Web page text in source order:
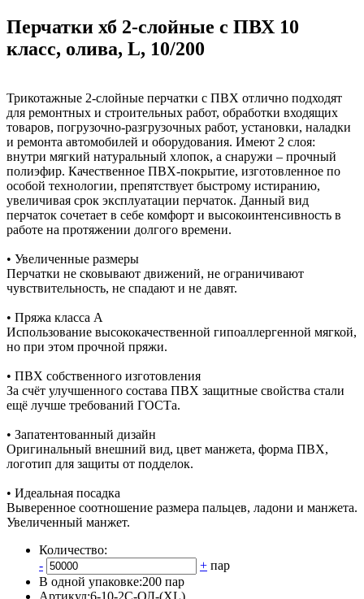
Перчатки хб 2-слойные с ПВХ 10
класс, олива, L, 10/200
Трикотажные 2-слойные перчатки с ПВХ отлично подходят
для ремонтных и строительных работ, обработки входящих
товаров, погрузочно-разгрузочных работ, установки, наладки
и ремонта автомобилей и оборудования. Имеют 2 слоя:
внутри мягкий натуральный хлопок, а снаружи – прочный
полиэфир. Качественное ПВХ-покрытие, изготовленное по
особой технологии, препятствует быстрому истиранию,
увеличивая срок эксплуатации перчаток. Данный вид
перчаток сочетает в себе комфорт и высокоинтенсивность в
работе на протяжении долгого времени.
• Увеличенные размеры
Перчатки не сковывают движений, не ограничивают
чувствительность, не спадают и не давят.
• Пряжа класса А
Использование высококачественной гипоаллергенной мягкой,
но при этом прочной пряжи.
• ПВХ собственного изготовления
За счёт улучшенного состава ПВХ защитные свойства стали
ещё лучше требований ГОСТа.
• Запатентованный дизайн
Оригинальный внешний вид, цвет манжета, форма ПВХ,
логотип для защиты от подделок.
• Идеальная посадка
Выверенное соотношение размера пальцев, ладони и манжета.
Увеличенный манжет.
Количество:
-
+ пар
В одной упаковке:200 пар
Артикул:6-10-2С-ОЛ-(XL)